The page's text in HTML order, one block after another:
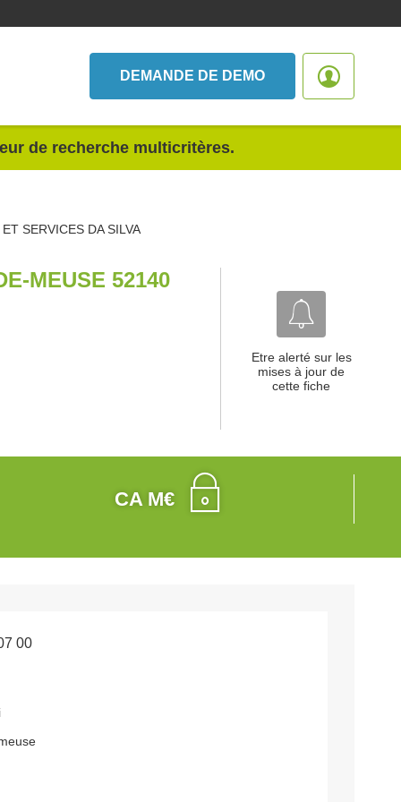
DEMANDE DE DEMO
de recherche multicritères.
SERVICES DA SILVA
MEUSE 52140
Etre alerté sur les
mises à jour de
cette fiche
CA M€
00